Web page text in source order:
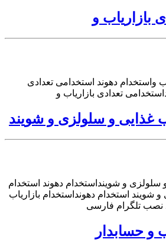
بازاریاب و
واستخدام دهوند استخدامی تعدادی
تعدادی بازاریاب و
غذایی و سلولزی و شویند
و سلولزی و شوینداستخدام دهوند استخدام
شویند استخدام دهونداستخدام بازاریاب
نصب تلگرام فارسی
و حسابدار